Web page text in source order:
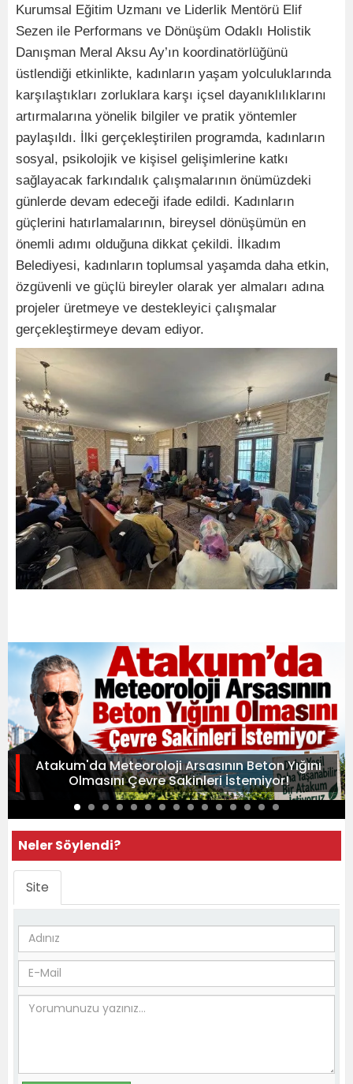
Kurumsal Eğitim Uzmanı ve Liderlik Mentörü Elif
Sezen ile Performans ve Dönüşüm Odaklı Holistik
Danışman Meral Aksu Ay’ın koordinatörlüğünü
üstlendiği etkinlikte, kadınların yaşam yolculuklarında
karşılaştıkları zorluklara karşı içsel dayanıklılıklarını
artırmalarına yönelik bilgiler ve pratik yöntemler
paylaşıldı. İlki gerçekleştirilen programda, kadınların
sosyal, psikolojik ve kişisel gelişimlerine katkı
sağlayacak farkındalık çalışmalarının önümüzdeki
günlerde devam edeceği ifade edildi. Kadınların
güçlerini hatırlamalarının, bireysel dönüşümün en
önemli adımı olduğuna dikkat çekildi. İlkadım
Belediyesi, kadınların toplumsal yaşamda daha etkin,
özgüvenli ve güçlü bireyler olarak yer almaları adına
projeler üretmeye ve destekleyici çalışmalar
gerçekleştirmeye devam ediyor.
Atakum'da Meteoroloji Arsasının Beton Yığını
Olmasını Çevre Sakinleri İstemiyor!
Neler Söylendi?
Site